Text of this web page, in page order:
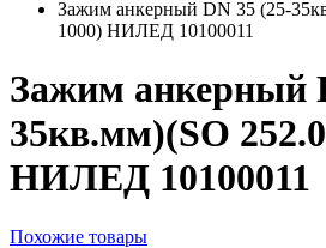
Зажим анкерный DN 35 (25-
1000) НИЛЕД 10100011
Зажим анкерный
35кв.мм)(SO
НИЛЕД 10100011
Похожие товары